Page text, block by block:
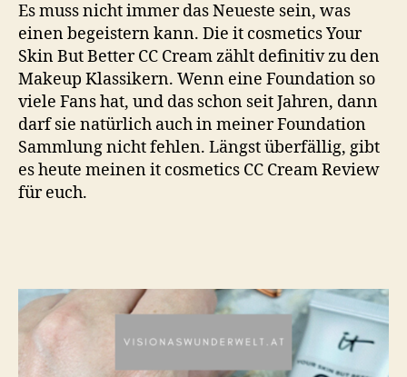
Es muss nicht immer das Neueste sein, was
einen begeistern kann. Die it cosmetics Your
Skin But Better CC Cream zählt definitiv zu den
Makeup Klassikern. Wenn eine Foundation so
viele Fans hat, und das schon seit Jahren, dann
darf sie natürlich auch in meiner Foundation
Sammlung nicht fehlen. Längst überfällig, gibt
es heute meinen it cosmetics CC Cream Review
für euch.